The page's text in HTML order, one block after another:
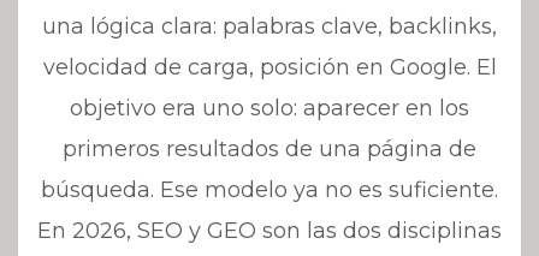
una lógica clara: palabras clave, backlinks,
velocidad de carga, posición en Google. El
objetivo era uno solo: aparecer en los
primeros resultados de una página de
búsqueda. Ese modelo ya no es suficiente.
En 2026, SEO y GEO son las dos disciplinas